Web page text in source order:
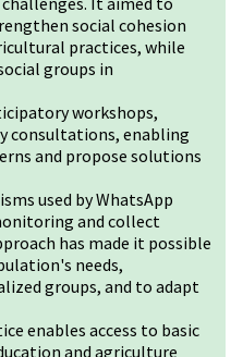
social cohesion
practices, while
groups in
workshops,
consultations, enabling
and propose solutions
used by WhatsApp
and collect
has made it possible
needs,
groups, and to adapt
enables access to basic
and agriculture